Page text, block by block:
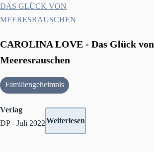
CAROLINA LOVE - Das Glück von
Meeresrauschen
Familiengeheimnis
Verlag
DP - Juli 2022Weiterlesen